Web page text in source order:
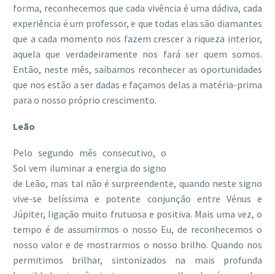
forma, reconhecemos que cada vivência é uma dádiva, cada
experiência é um professor, e que todas elas são diamantes
que a cada momento nos fazem crescer a riqueza interior,
aquela que verdadeiramente nos fará ser quem somos.
Então, neste mês, saibamos reconhecer as oportunidades
que nos estão a ser dadas e façamos delas a matéria-prima
para o nosso próprio crescimento.
Leão
Pelo segundo mês consecutivo, o
Sol vem iluminar a energia do signo
de Leão, mas tal não é surpreendente, quando neste signo
vive-se belíssima e potente conjunção entre Vénus e
Júpiter, ligação muito frutuosa e positiva. Mais uma vez, o
tempo é de assumirmos o nosso Eu, de reconhecemos o
nosso valor e de mostrarmos o nosso brilho. Quando nos
permitimos brilhar, sintonizados na mais profunda